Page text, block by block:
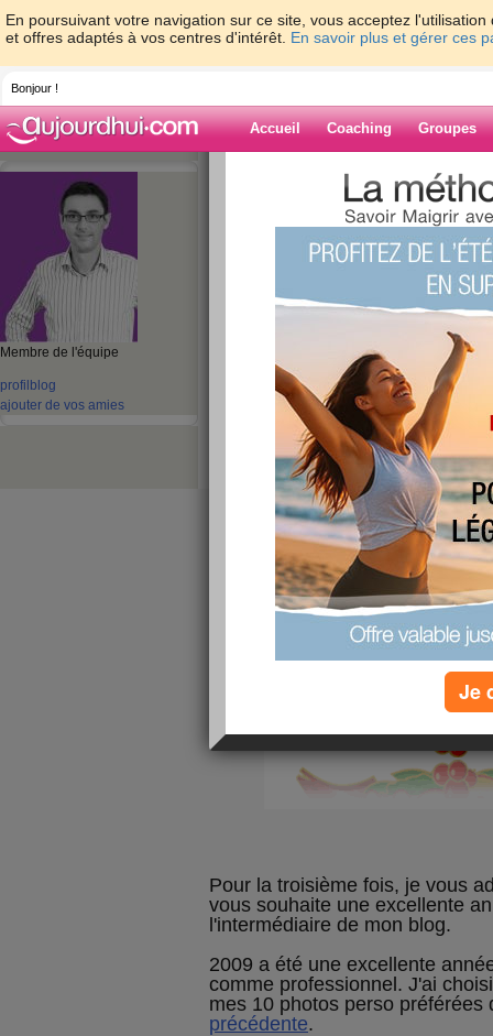
En poursuivant votre navigation sur ce site, vous acceptez
et offres adaptés à vos centres d'intérêt. En savoir plus et gérer ces
Bonjour !
Accueil Coaching Groupes
Membre de l'équipe
profil blog
ajouter de vos amies
> fabrice-boutain >
2010 pleine de bien-être
Blog de
Mes meilleurs
année 2010
publié le 05/01/2010 à 05:51
Pour la troisième fois, je vous
vous souhaite une excellente
l'intermédiaire de mon blog.
2009 a été une excellente
comme professionnel. J'ai
mes 10 photos perso
précédente.
Je